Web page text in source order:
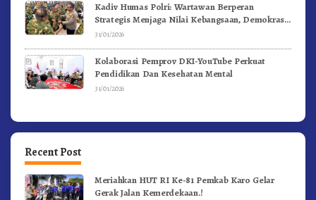
Kadiv Humas Polri: Wartawan Berperan
Strategis Menjaga Nilai Kebangsaan, Demokrasi,
dan NKRI
31/01/2026
Kolaborasi Pemprov DKI-YouTube Perkuat
Pendidikan Dan Kesehatan Mental
31/01/2026
Recent Post
Meriahkan HUT RI Ke-81 Pemkab Karo Gelar
Gerak Jalan Kemerdekaan.!